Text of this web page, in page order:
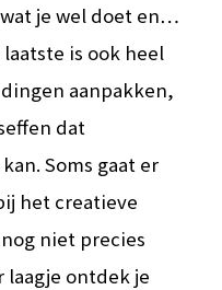
je wel doet en…
is ook heel
aanpakken,
dat
Soms gaat er
het creatieve
niet precies
laagje ontdek je